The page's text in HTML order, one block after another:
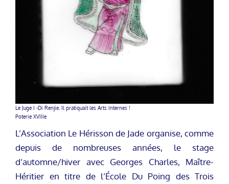
Le Juge I -Di Renjie. Il pratiquait les Arts Internes !
Poterie XVIIIe
L’Association Le Hérisson de Jade organise, comme
depuis de nombreuses années, le stage
d’automne/hiver avec Georges Charles, Maître-
Héritier en titre de l’École Du Poing des Trois